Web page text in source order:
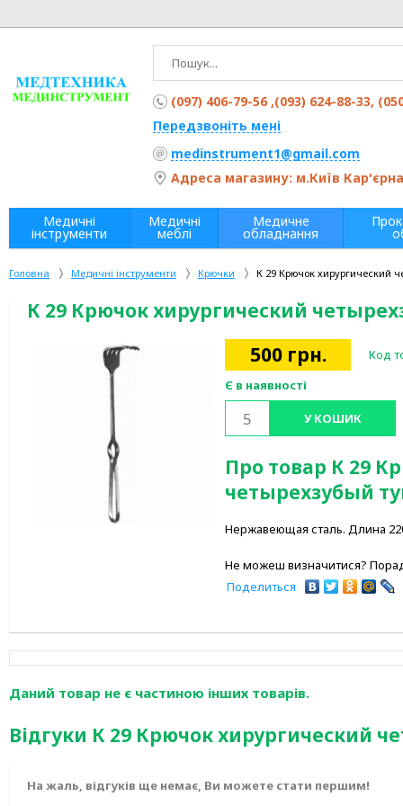
Головна Медичні інструменти Крючки К 29 Крючок хирургический
К 29 Крючок хирургический
500 грн.
Код
Є в наявності
У КОШИК
Про товар К 29
четырехзубый
Нержавеющая сталь. Длина
Не можеш визначитися?
Поделиться
Даний товар не є частиною інших товарів.
Відгуки К 29 Крючок хирургический
На жаль, відгуків ще немає, Ви можете стати першим!
(097) 406-79-56 ,(093) 624-88-33,
Передзвоніть мені
medinstrument1@gmail.com
Адреса магазину: м.Київ
Медичні
інструменти
Медичні
меблі
Медичне
обладнання